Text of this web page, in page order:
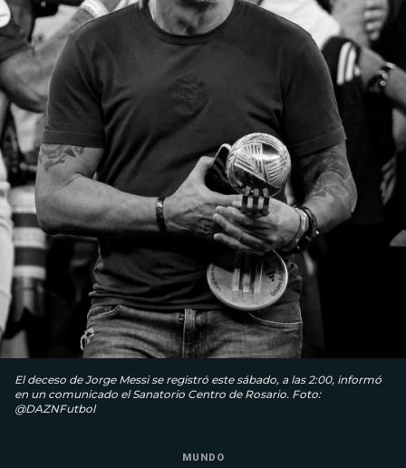
El deceso de Jorge Messi se registró este sábado, a las 2:00, informó
en un comunicado el Sanatorio Centro de Rosario. Foto:
@DAZNFutbol
MUNDO